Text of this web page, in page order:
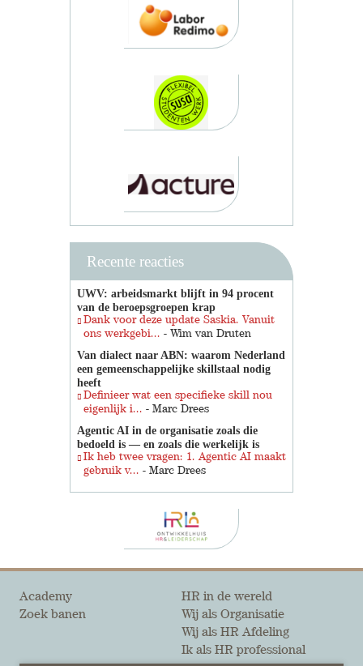
Recente reacties
UWV: arbeidsmarkt blijft in 94 procent
van de beroepsgroepen krap
Dank voor deze update Saskia. Vanuit
ons werkgebi... - Wim van Druten
Van dialect naar ABN: waarom Nederland
een gemeenschappelijke skillstaal nodig
heeft
Definieer wat een specifieke skill nou
eigenlijk i... - Marc Drees
Agentic AI in de organisatie zoals die
bedoeld is — en zoals die werkelijk is
Ik heb twee vragen: 1. Agentic AI maakt
gebruik v... - Marc Drees
Academy
Zoek banen
HR in de wereld
Wij als Organisatie
Wij als HR Afdeling
Ik als HR professional